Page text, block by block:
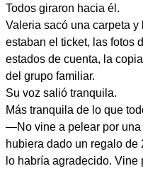
Todos giraron hacia él.
Valeria sacó una carpeta
estaban el ticket, las fotos
estados de cuenta, la
del grupo familiar.
Su voz salió tranquila.
Más tranquila de lo que
—No vine a pelear por una
hubiera dado un regalo
lo habría agradecido.